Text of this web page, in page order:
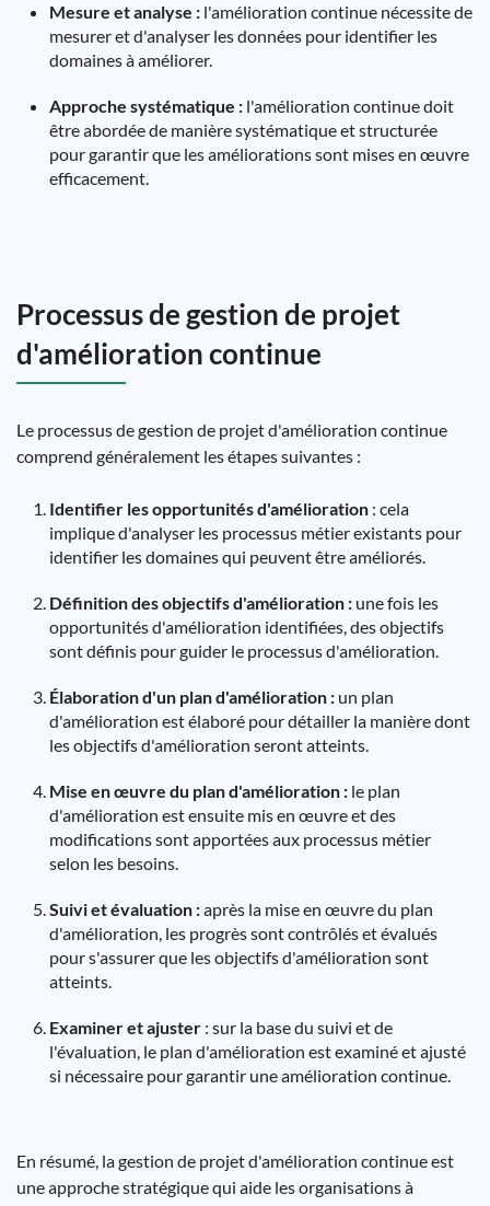
Mesure et analyse : l'amélioration continue nécessite de
mesurer et d'analyser les données pour identifier les
domaines à améliorer.
Approche systématique : l'amélioration continue doit
être abordée de manière systématique et structurée
pour garantir que les améliorations sont mises en œuvre
efficacement.
Processus de gestion de projet
d'amélioration continue
Le processus de gestion de projet d'amélioration continue
comprend généralement les étapes suivantes :
Identifier les opportunités d'amélioration : cela
implique d'analyser les processus métier existants pour
identifier les domaines qui peuvent être améliorés.
Définition des objectifs d'amélioration : une fois les
opportunités d'amélioration identifiées, des objectifs
sont définis pour guider le processus d'amélioration.
Élaboration d'un plan d'amélioration : un plan
d'amélioration est élaboré pour détailler la manière dont
les objectifs d'amélioration seront atteints.
Mise en œuvre du plan d'amélioration : le plan
d'amélioration est ensuite mis en œuvre et des
modifications sont apportées aux processus métier
selon les besoins.
Suivi et évaluation :après la mise en œuvre du plan
d'amélioration, les progrès sont contrôlés et évalués
pour s'assurer que les objectifs d'amélioration sont
atteints.
Examiner et ajuster : sur la base du suivi et de
l'évaluation, le plan d'amélioration est examiné et ajusté
si nécessaire pour garantir une amélioration continue.
En résumé, la gestion de projet d'amélioration continue est
une approche stratégique qui aide les organisations à